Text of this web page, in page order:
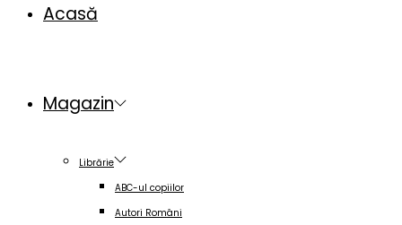
Acasă
Magazin
Librărie
ABC-ul copiilor
Autori Români